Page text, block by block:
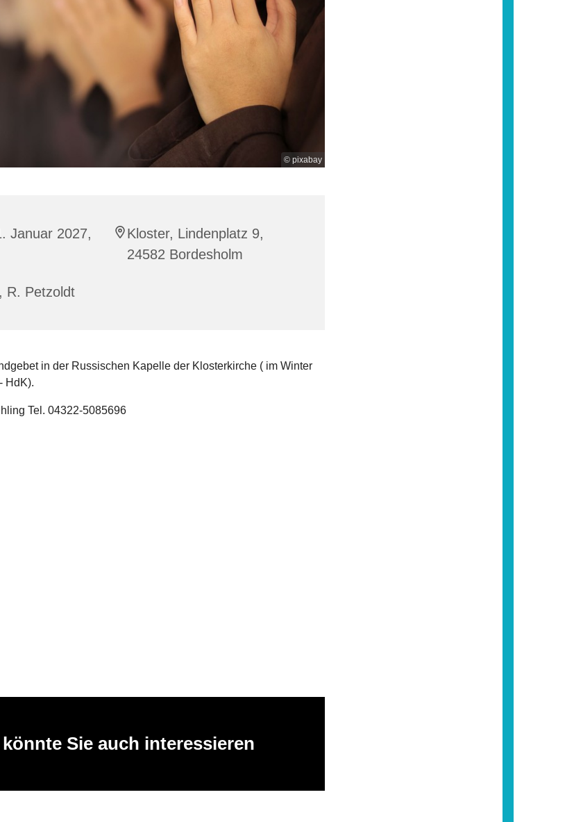
© pixabay
Januar 2027,
Kloster, Lindenplatz 9,
24582 Bordesholm
R. Petzoldt
in der Russischen Kapelle der Klosterkirche ( im Winter
HdK).
Tel. 04322-5085696
Sie auch interessieren